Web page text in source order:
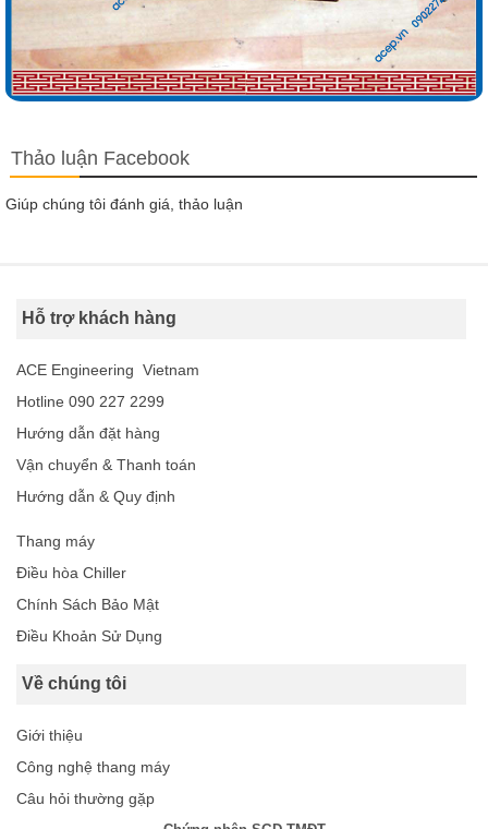
Thảo luận Facebook
Giúp chúng tôi đánh giá, thảo luận
Hỗ trợ khách hàng
ACE Engineering Vietnam
Hotline 090 227 2299
Hướng dẫn đặt hàng
Vận chuyển & Thanh toán
Hướng dẫn & Quy định
Thang máy
Điều hòa Chiller
Chính Sách Bảo Mật
Điều Khoản Sử Dụng
Về chúng tôi
Giới thiệu
Công nghệ thang máy
Câu hỏi thường gặp